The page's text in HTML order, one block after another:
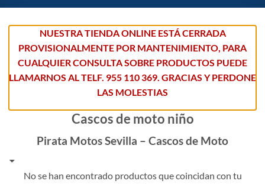
NUESTRA TIENDA ONLINE ESTÁ CERRADA
PROVISIONALMENTE POR MANTENIMIENTO, PARA
CUALQUIER CONSULTA SOBRE PRODUCTOS PUEDE
LLAMARNOS AL TELF. 955 110 369. GRACIAS Y PERDONE
LAS MOLESTIAS
Cascos de moto niño
Pirata Motos Sevilla – Cascos de Moto
No se han encontrado productos que coincidan con tu